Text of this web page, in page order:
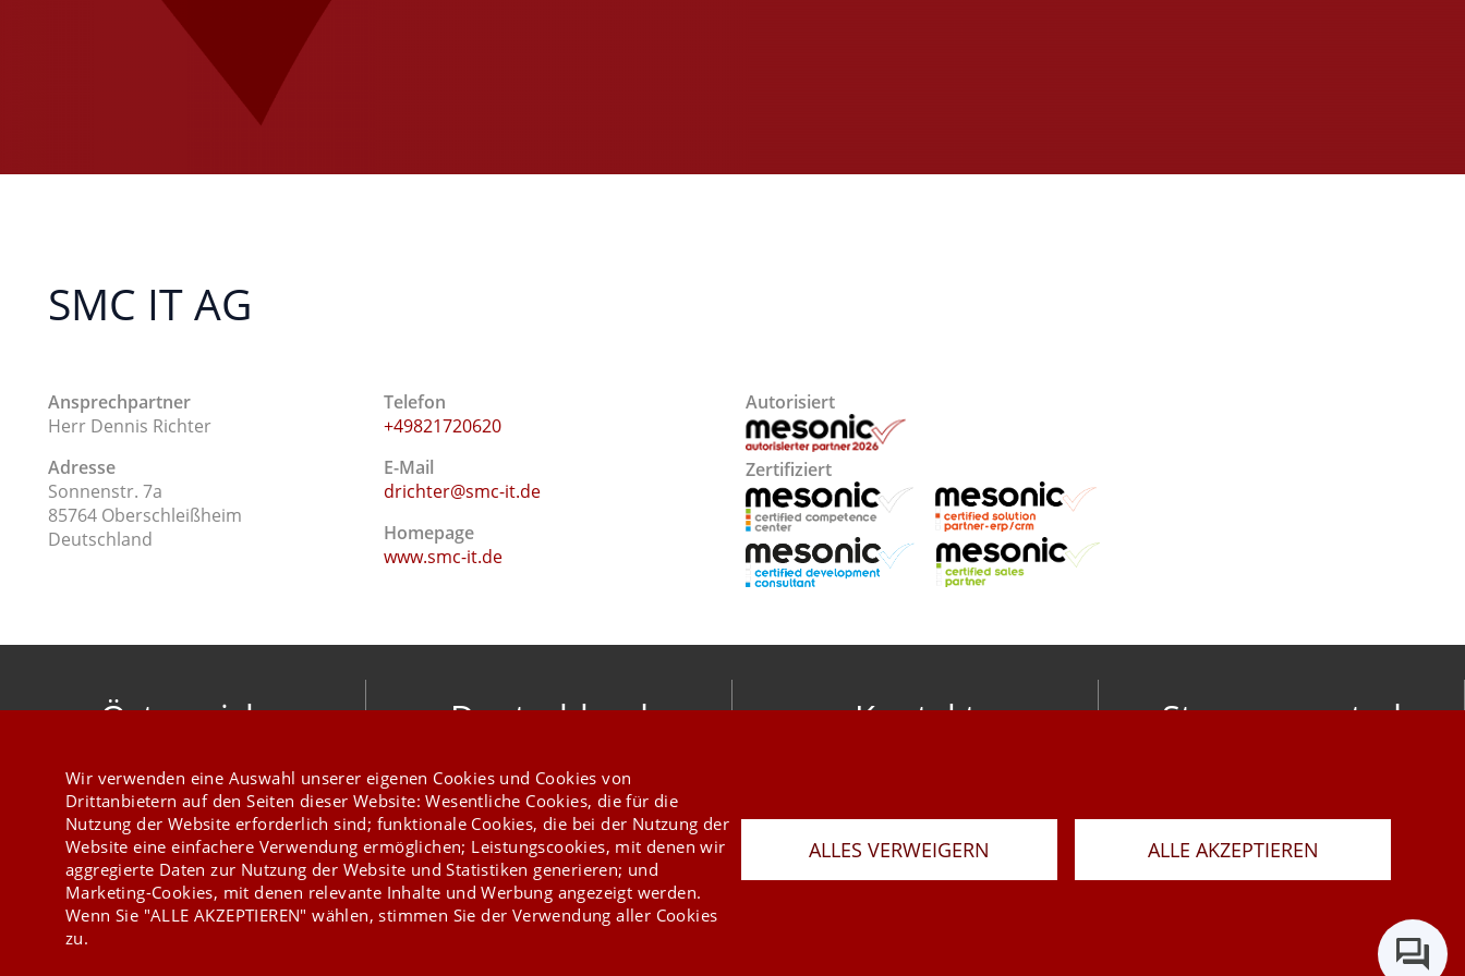
SMC IT AG
Ansprechpartner
Herr Dennis Richter
Adresse
Sonnenstr. 7a
85764 Oberschleißheim
Deutschland
Telefon
+49821720620
E-Mail
drichter@smc-it.de
Homepage
www.smc-it.de
Autorisiert
Zertifiziert
Österreich
m.b.h.
Herzog-Friedrich-Platz 1 3001 Mauerbach
+43 1 970 300
Deutschland
Hirschberger Str. 18 27383 Scheeßel
+49 4263 9390 0
Kontakt Stay connected
Wir verwenden eine Auswahl unserer eigenen Cookies und Cookies von
Drittanbietern auf den Seiten dieser Website: Wesentliche Cookies, die für die
Nutzung der Website erforderlich sind; funktionale Cookies, die bei der Nutzung der
Website eine einfachere Verwendung ermöglichen; Leistungscookies, mit denen wir
aggregierte Daten zur Nutzung der Website und Statistiken generieren; und
Marketing-Cookies, mit denen relevante Inhalte und Werbung angezeigt werden.
Wenn Sie "ALLE AKZEPTIEREN" wählen, stimmen Sie der Verwendung aller Cookies
zu.
ALLES VERWEIGERN ALLE AKZEPTIEREN